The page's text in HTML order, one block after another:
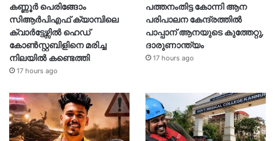
കണ്ണൂർ പെരിങ്ങോം
സിആർപിഎഫ് ക്യാമ്പിലെ
ക്വാർട്ടേഴ്സിൽ ഹെഡ്
കോൺസ്റ്റബിളിനെ മരിച്ച
നിലയിൽ കണ്ടെത്തി
17 hours ago
പത്തനംതിട്ട കോന്നി ആന
പരിപാലന കേന്ദ്രത്തിൽ
പാപ്പാന് ആനയുടെ കുത്തേറ്റു,
ദാരുണാന്ത്യം
17 hours ago